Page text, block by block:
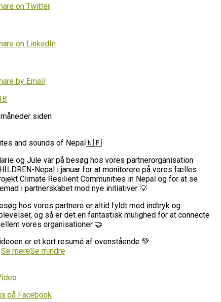
on Twitter
on LinkedIn
by Email
siden
and sounds of Nepal🇳🇵
og Jule var på besøg hos vores partnerorganisation
Nepal i januar for at monitorere på vores fælles
Climate Resilient Communities in Nepal og for at se
i partnerskabet mod nye initiativer 💡
hos vores partnere er altid fyldt med indtryk og
og så er det en fantastisk mulighed for at connecte
vores organisationer 🤝
er et kort resumé af ovenstående 💚
Se mereSe mindre
på Facebook